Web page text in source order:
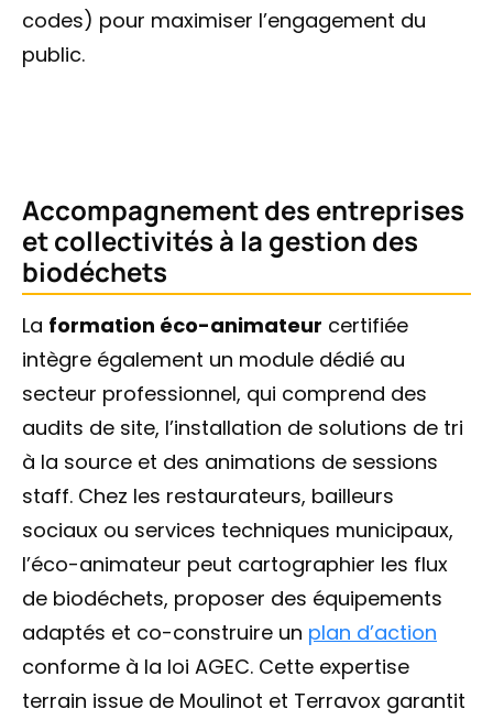
codes) pour maximiser l’engagement du
public.
Accompagnement des entreprises
et collectivités à la gestion des
biodéchets
La formation éco-animateur certifiée
intègre également un module dédié au
secteur professionnel, qui comprend des
audits de site, l’installation de solutions de tri
à la source et des animations de sessions
staff. Chez les restaurateurs, bailleurs
sociaux ou services techniques municipaux,
l’éco-animateur peut cartographier les flux
de biodéchets, proposer des équipements
adaptés et co-construire un plan d’action
conforme à la loi AGEC. Cette expertise
terrain issue de Moulinot et Terravox garantit